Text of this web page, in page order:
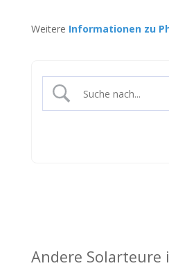
Weitere Informationen zu
Andere Solarteure